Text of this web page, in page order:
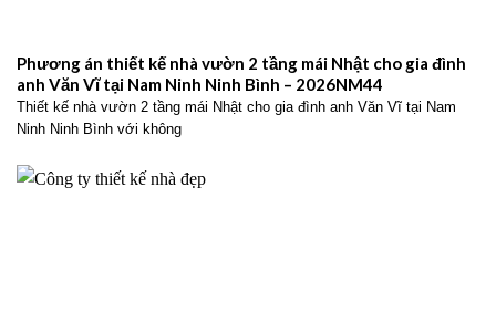
Phương án thiết kế nhà vườn 2 tầng mái Nhật cho gia đình
anh Văn Vĩ tại Nam Ninh Ninh Bình – 2026NM44
Thiết kế nhà vườn 2 tầng mái Nhật cho gia đình anh Văn Vĩ tại Nam
Ninh Ninh Bình với không